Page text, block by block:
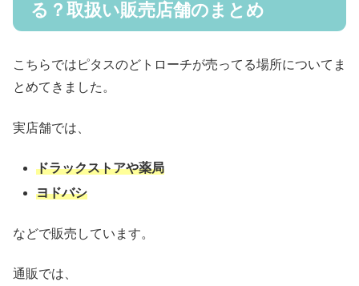
る？取扱い販売店舗のまとめ
こちらではピタスのどトローチが売ってる場所についてま
とめてきました。
実店舗では、
ドラックストアや薬局
ヨドバシ
などで販売しています。
通販では、